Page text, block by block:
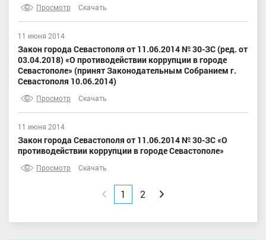
Просмотр Скачать
11 июня 2014
Закон города Севастополя от 11.06.2014 № 30-ЗС (ред. от
03.04.2018) «О противодействии коррупции в городе
Севастополе» (принят Законодательным Собранием г.
Севастополя 10.06.2014)
Просмотр Скачать
11 июня 2014
Закон города Севастополя от 11.06.2014 № 30-ЗС «О
противодействии коррупции в городе Севастополе»
Просмотр Скачать
1 2 Вперед